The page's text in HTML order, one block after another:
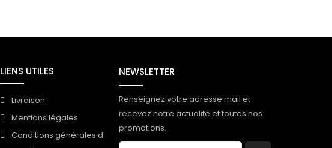
LIENS UTILES
Livraison
Mentions légales
Conditions générales d
NEWSLETTER
Renseignez votre adresse mail et
recevez notre actualité et toutes nos
promotions.